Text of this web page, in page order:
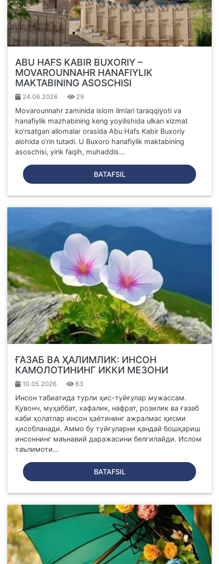
ABU HAFS KABIR BUXORIY –
MOVAROUNNAHR HANAFIYLIK
MAKTABINING ASOSCHISI
24.06.2026 29
Movarounnahr zaminida islom ilmlari taraqqiyoti va
hanafiylik mazhabining keng yoyilishida ulkan xizmat
ko‘rsatgan allomalar orasida Abu Hafs Kabir Buxoriy
alohida o‘rin tutadi. U Buxoro hanafiylik maktabining
asoschisi, yirik faqih, muhaddis...
BATAFSIL
ҒАЗАБ ВА ҲАЛИМЛИК: ИНСОН
КАМОЛОТИНИНГ ИККИ МЕЗОНИ
10.05.2026 63
Инсон табиатида турли ҳис-туйғулар мужассам.
Қувонч, муҳаббат, хафалик, нафрат, розилик ва ғазаб
каби ҳолатлар инсон ҳаётининг ажралмас қисми
ҳисобланади. Аммо бу туйғуларни қандай бошқариш
инсоннинг маънавий даражасини белгилайди. Ислом
таълимоти...
BATAFSIL